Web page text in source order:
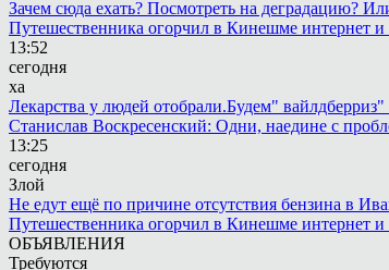
Зачем сюда ехать? Посмотреть на деградацию?
Путешественника огорчил в Кинешме интернет и
13:52
сегодня
ха
Лекарства у людей отобрали.Будем" вайлдберриз"
Станислав Воскресенский: Одни, наедине с
13:25
сегодня
Злой
Не едут ещё по причине отсутствия бензина в
Путешественника огорчил в Кинешме интернет и
ОБЪЯВЛЕНИЯ
Требуются